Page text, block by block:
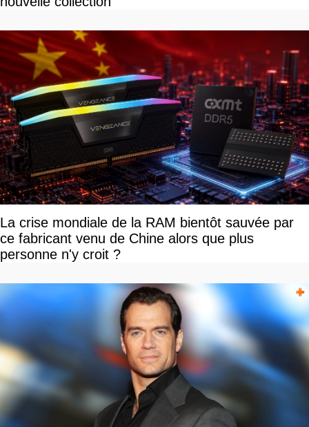
La crise mondiale de la RAM bientôt sauvée par
ce fabricant venu de Chine alors que plus
personne n'y croit ?